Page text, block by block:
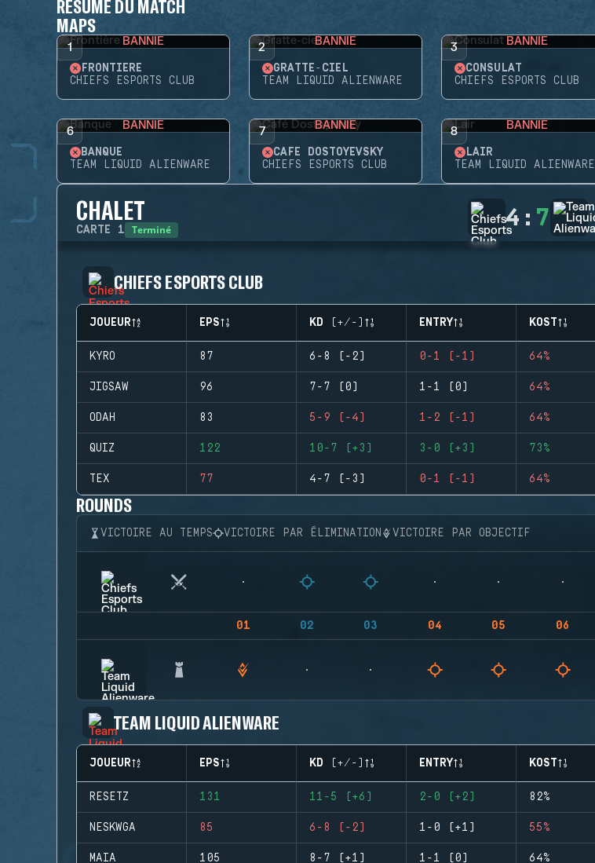
RÉSUMÉ DU MATCH
MAPS
1 BANNIE
FRONTIÈRE
CHIEFS ESPORTS CLUB
2 BANNIE
GRATTE-CIEL
TEAM LIQUID ALIENWARE
3 BANNIE
CONSULAT
CHIEFS ESPORTS CLUB
6 BANNIE
BANQUE
TEAM LIQUID ALIENWARE
7 BANNIE
CAFÉ DOSTOYEVSKY
CHIEFS ESPORTS CLUB
8 BANNIE
LAIR
TEAM LIQUID ALIENWARE
CHALET
CARTE 1 Terminé 4 : 7
CHIEFS ESPORTS CLUB
JOUEUR EPS KD (+/-) ENTRY KOST
KYRO 87 6-8 (-2) 0-1 (-1) 64%
JIGSAW 96 7-7 (0) 1-1 (0) 64%
ODAH 83 5-9 (-4) 1-2 (-1) 64%
QUIZ 122 10-7 (+3) 3-0 (+3) 73%
TEX 77 4-7 (-3) 0-1 (-1) 64%
ROUNDS
VICTOIRE AU TEMPS VICTOIRE PAR ÉLIMINATION VICTOIRE PAR OBJECTIF
01 02 03 04 05 06
TEAM LIQUID ALIENWARE
JOUEUR EPS KD (+/-) ENTRY KOST
RESETZ 131 11-5 (+6) 2-0 (+2) 82%
NESKWGA 85 6-8 (-2) 1-0 (+1) 55%
MAIA 105 8-7 (+1) 1-1 (0) 64%